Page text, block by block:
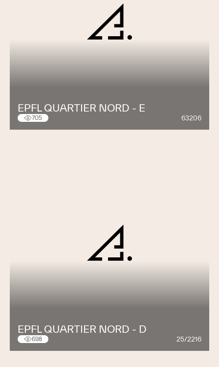
EPFL QUARTIER NORD - E
705 63206
EPFL QUARTIER NORD - D
698 25/2216